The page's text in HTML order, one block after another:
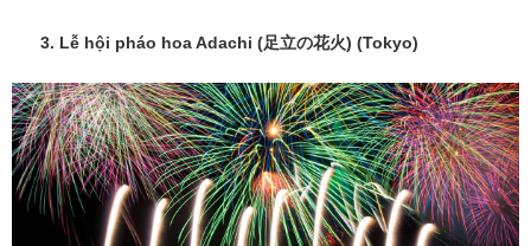
3. Lễ hội pháo hoa Adachi (足立の花火) (Tokyo)